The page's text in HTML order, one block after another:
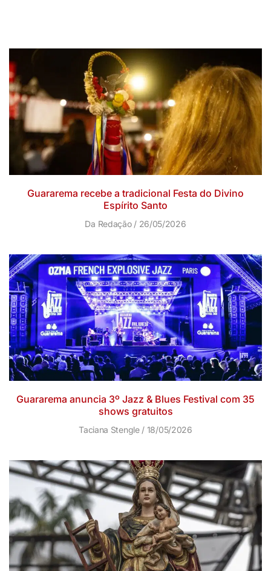
Guararema recebe a tradicional Festa do Divino
Espírito Santo
Da Redação 26/05/2026
Guararema anuncia 3º Jazz & Blues Festival com 35
shows gratuitos
Taciana Stengle 18/05/2026